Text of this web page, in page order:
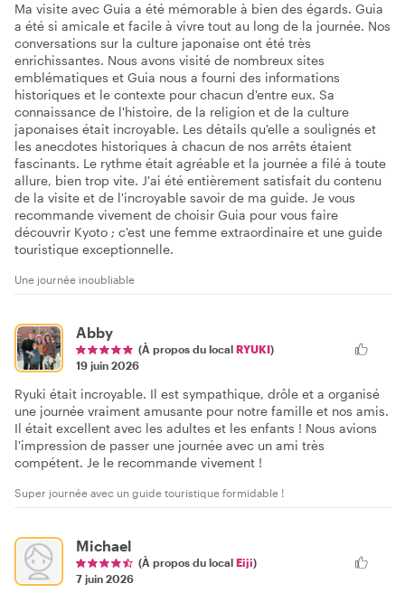
Ma visite avec Guia a été mémorable à bien des égards. Guia
a été si amicale et facile à vivre tout au long de la journée. Nos
conversations sur la culture japonaise ont été très
enrichissantes. Nous avons visité de nombreux sites
emblématiques et Guia nous a fourni des informations
historiques et le contexte pour chacun d'entre eux. Sa
connaissance de l'histoire, de la religion et de la culture
japonaises était incroyable. Les détails qu'elle a soulignés et
les anecdotes historiques à chacun de nos arrêts étaient
fascinants. Le rythme était agréable et la journée a filé à toute
allure, bien trop vite. J'ai été entièrement satisfait du contenu
de la visite et de l'incroyable savoir de ma guide. Je vous
recommande vivement de choisir Guia pour vous faire
découvrir Kyoto ; c'est une femme extraordinaire et une guide
touristique exceptionnelle.
Une journée inoubliable
Abby
(À propos du local RYUKI)
19 juin 2026
Ryuki était incroyable. Il est sympathique, drôle et a organisé
une journée vraiment amusante pour notre famille et nos amis.
Il était excellent avec les adultes et les enfants ! Nous avions
l'impression de passer une journée avec un ami très
compétent. Je le recommande vivement !
Super journée avec un guide touristique formidable !
Michael
(À propos du local Eiji)
7 juin 2026